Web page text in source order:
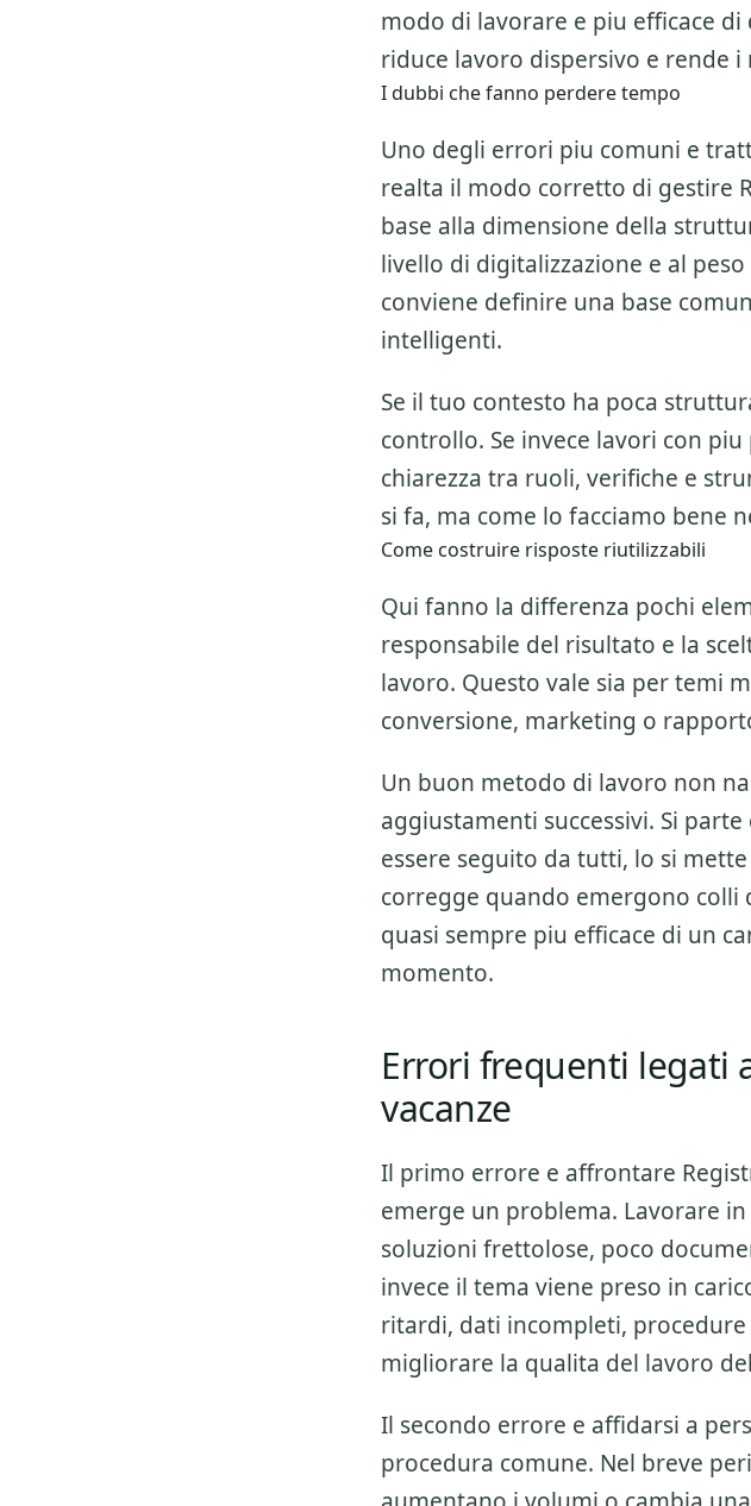
modo di lavorare e piu efficace
riduce lavoro dispersivo e rende
I dubbi che fanno perdere tempo
Uno degli errori piu comuni e
realta il modo corretto di gestire
base alla dimensione della
livello di digitalizzazione e al
conviene definire una base
intelligenti.
Se il tuo contesto ha poca
controllo. Se invece lavori con
chiarezza tra ruoli, verifiche e
si fa, ma come lo facciamo bene
Come costruire risposte riutilizzabili
Qui fanno la differenza pochi
responsabile del risultato e la
lavoro. Questo vale sia per temi
conversione, marketing o
Un buon metodo di lavoro non
aggiustamenti successivi. Si
essere seguito da tutti, lo si
corregge quando emergono colli
quasi sempre piu efficace di un
momento.
Errori frequenti legati
vacanze
Il primo errore e affrontare
emerge un problema. Lavorare
soluzioni frettolose, poco
invece il tema viene preso in
ritardi, dati incompleti,
migliorare la qualita del lavoro
Il secondo errore e affidarsi a
procedura comune. Nel breve